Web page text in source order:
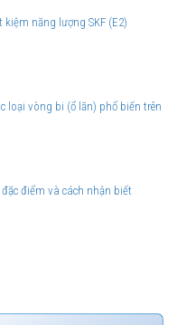
năng lượng SKF (E2)
loại vòng bi (ổ lăn) phổ biến trên
điểm và cách nhận biết